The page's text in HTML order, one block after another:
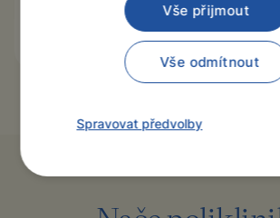
Vše přijmout
Vše odmítnout
Spravovat předvolby